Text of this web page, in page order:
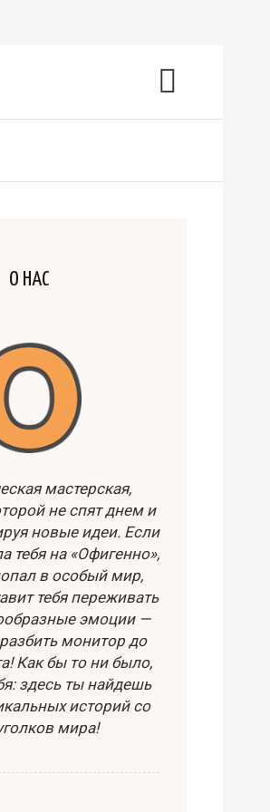
О НАС
мастерская,
не спят днем и
новые идеи. Если
тебя на «Офигенно»,
в особый мир,
тебя переживать
эмоции —
монитор до
Как бы то ни было,
здесь ты найдешь
историй со
мира!